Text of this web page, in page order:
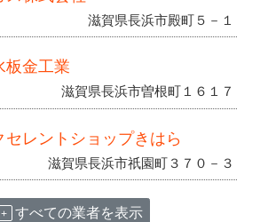
滋賀県長浜市殿町５－１
板金工業
滋賀県長浜市曽根町１６１７
セレントショップきはら
滋賀県長浜市祇園町３７０－３
すべての業者を表示